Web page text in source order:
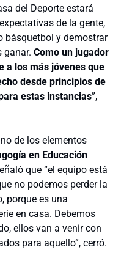
del Deporte estará
de la gente,
básquetbol y demostrar
ganar. Como un jugador
a los más jóvenes que
desde principios de
estas instancias”,
de los elementos
en Educación
que “el equipo está
no podemos perder la
porque es una
en casa. Debemos
ellos van a venir con
para aquello”, cerró.